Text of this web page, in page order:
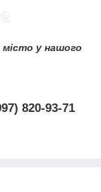
місто у нашого
820-93-71